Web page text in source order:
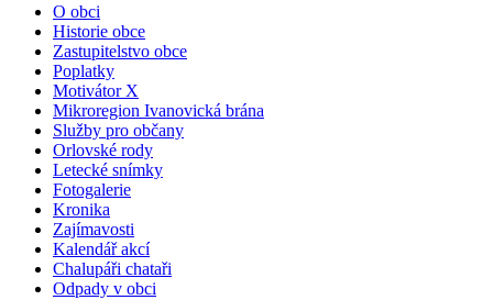
O obci
Historie obce
Zastupitelstvo obce
Poplatky
Motivátor X
Mikroregion Ivanovická brána
Služby pro občany
Orlovské rody
Letecké snímky
Fotogalerie
Kronika
Zajímavosti
Kalendář akcí
Chalupáři chataři
Odpady v obci